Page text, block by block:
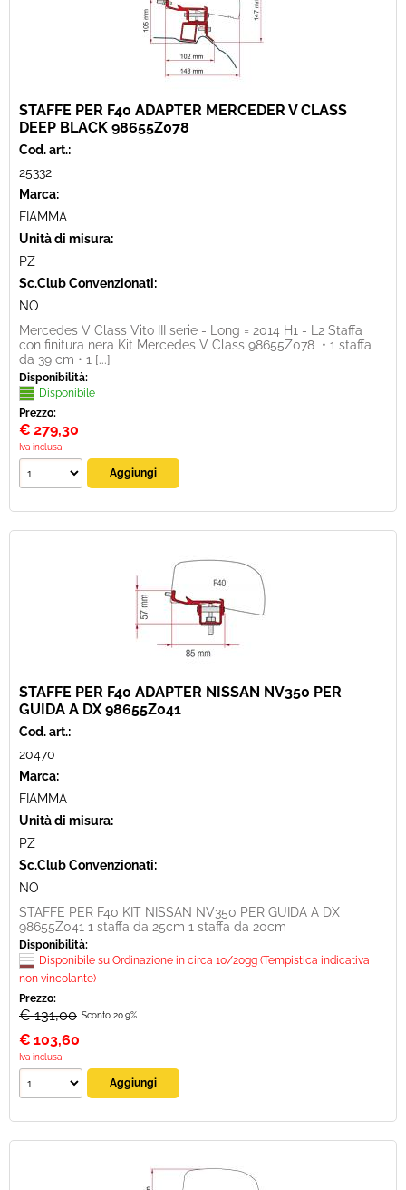
STAFFE PER F40 ADAPTER MERCEDER V CLASS
DEEP BLACK 98655Z078
Cod. art.:
25332
Marca:
FIAMMA
Unità di misura:
PZ
Sc.Club Convenzionati:
NO
Mercedes V Class Vito III serie - Long = 2014 H1 - L2 Staffa
con finitura nera Kit Mercedes V Class 98655Z078 • 1 staffa
da 39 cm • 1 [...]
Disponibilità:
Disponibile
Prezzo:
€ 279,30
Iva inclusa
STAFFE PER F40 ADAPTER NISSAN NV350 PER
GUIDA A DX 98655Z041
Cod. art.:
20470
Marca:
FIAMMA
Unità di misura:
PZ
Sc.Club Convenzionati:
NO
STAFFE PER F40 KIT NISSAN NV350 PER GUIDA A DX
98655Z041 1 staffa da 25cm 1 staffa da 20cm
Disponibilità:
Disponibile su Ordinazione in circa 10/20gg (Tempistica indicativa
non vincolante)
Prezzo:
€ 131,00 Sconto 20.9%
€ 103,60
Iva inclusa